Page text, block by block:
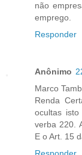
não
emprego.
Responder
Anônimo
Marco
Renda
ocultas
verba 220.
E o Art. 15